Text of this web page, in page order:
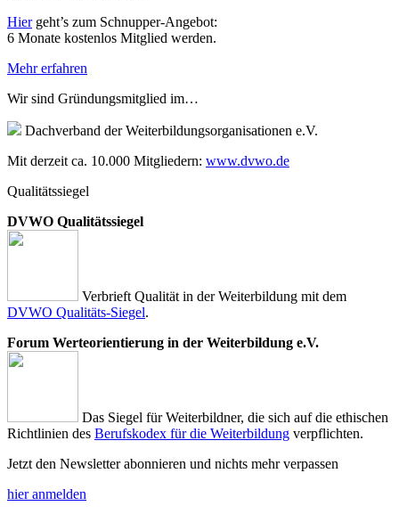
Hiergeht’s zum Schnupper-Angebot:
6 Monate kostenlos Mitglied werden.
Mehr erfahren
Wir sind Gründungsmitglied im…
Dachverband der Weiterbildungsorganisationen e.V.
Mit derzeit ca. 10.000 Mitgliedern: www.dvwo.de
Qualitätssiegel
DVWO Qualitätssiegel
Verbrieft Qualität in der Weiterbildung mit dem
DVWO Qualitäts-Siegel.
Forum Werteorientierung in der Weiterbildung e.V.
Das Siegel für Weiterbildner, die sich auf die ethischen
Richtlinien des Berufskodex für die Weiterbildung verpflichten.
Jetzt den Newsletter abonnieren und nichts mehr verpassen
hier anmelden